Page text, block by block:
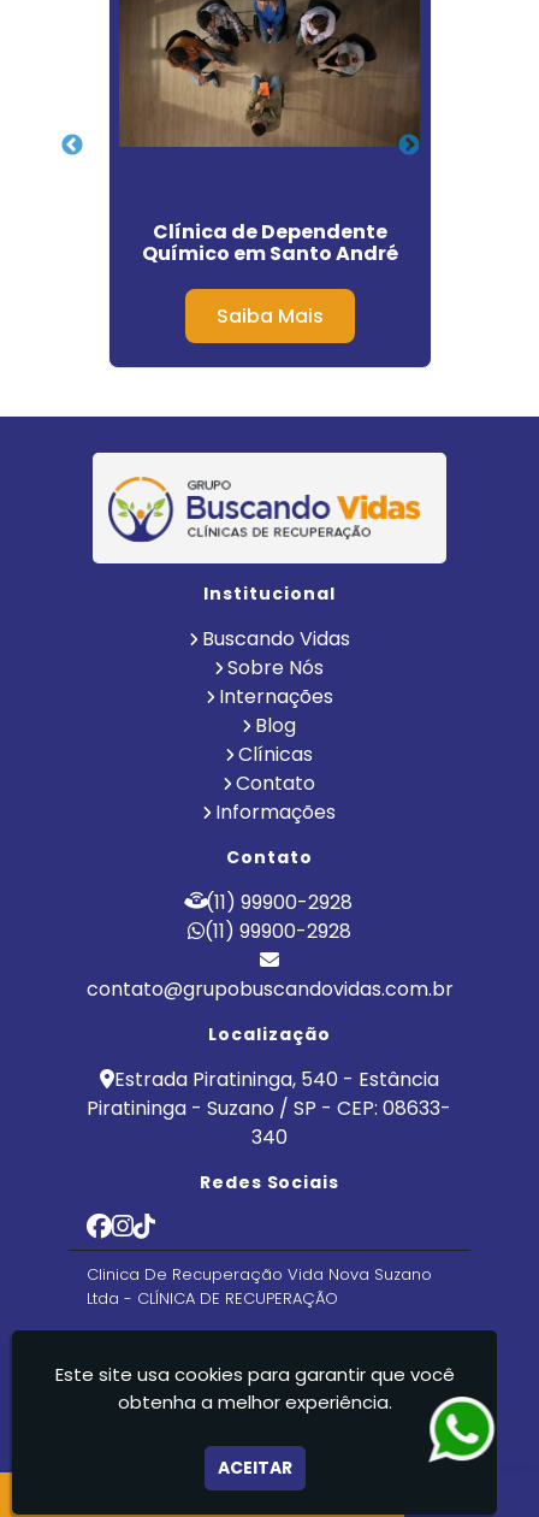
Clínica de Dependente
Químico em Santo André
Saiba Mais
Institucional
Buscando Vidas
Sobre Nós
Internações
Blog
Clínicas
Contato
Informações
Contato
(11) 99900-2928
(11) 99900-2928
contato@grupobuscandovidas.com.br
Localização
Estrada Piratininga, 540 - Estância
Piratininga - Suzano / SP - CEP: 08633-
340
Redes Sociais
Clinica De Recuperação Vida Nova Suzano
Ltda - CLÍNICA DE RECUPERAÇÃO
Este site usa cookies para garantir que você
obtenha a melhor experiência.
ACEITAR